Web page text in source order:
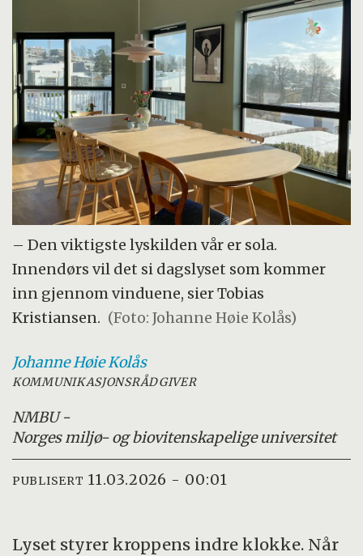
– Den viktigste lyskilden vår er sola.
Innendørs vil det si dagslyset som kommer
inn gjennom vinduene, sier Tobias
Kristiansen. (Foto: Johanne Høie Kolås)
Johanne HøieKolås
KOMMUNIKASJONSRÅDGIVER
NMBU -
Norges miljø- og biovitenskapelige universitet
PUBLISERT 11.03.2026 - 00:01
Lyset styrer kroppens indre klokke. Når